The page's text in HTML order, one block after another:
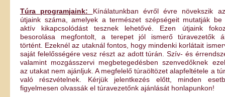
Túra programjaink: Kínálatunkban évről évre növekszik
útjaink száma, amelyek a természet szépségeit mutatják be
aktív kikapcsolódást tesznek lehetővé. Ezen útjaink
besorolása megfontolt, a terepet jól ismerő túravezetők
történt. Ezeknél az utaknál fontos, hogy mindenki korlátait
saját felelősségére vesz részt az adott túrán. Szív- és
valamint mozgásszervi megbetegedésben szenvedőknek
az utakat nem ajánljuk. A megfelelő túraöltözet alapfeltétele a
való részvételnek. Kérjük jelentkezés előtt, minden
figyelmesen olvassák el túravezetőnk ajánlását honlapunkon!